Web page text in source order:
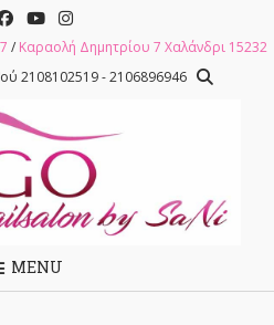
/ Καραολή Δημητρίου 7 Χαλάνδρι 15232
2108102519 - 2106896946
MENU